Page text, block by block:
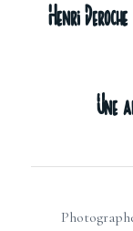
Henri
Une